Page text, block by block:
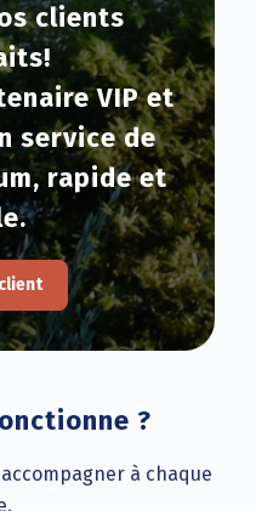
clients
VIP et
service de
rapide et
?
à chaque